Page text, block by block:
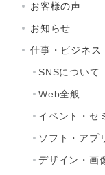
お客様の声
お知らせ
仕事・ビジネス
SNSについて
Web全般
イベント・セ
ソフト・アプ
デザイン・画